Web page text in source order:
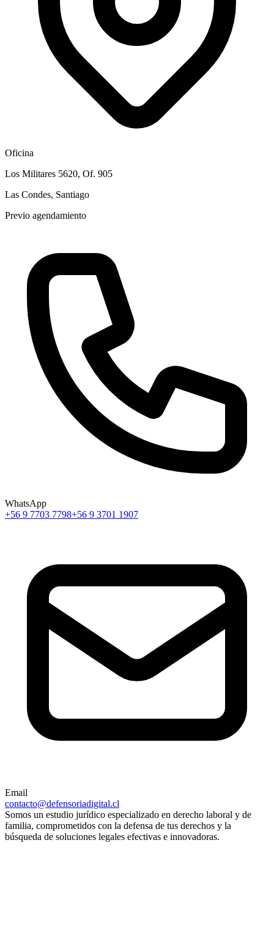
Oficina
Los Militares 5620, Of. 905
Las Condes, Santiago
Previo agendamiento
WhatsApp
+56 9 7703 7798+56 9 3701 1907
Email
contacto@defensoriadigital.cl
Somos un estudio jurídico especializado en derecho laboral y de
familia, comprometidos con la defensa de tus derechos y la
búsqueda de soluciones legales efectivas e innovadoras.